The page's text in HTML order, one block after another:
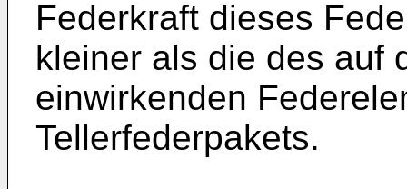
Federkraft dieses
kleiner als die des auf
einwirkenden
Tellerfederpakets.